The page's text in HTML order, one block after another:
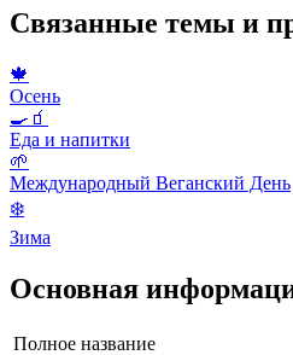
Связанные темы и
🍁
Осень
🍳🧃
Еда и напитки
🌱
Международный Веганский День
❄️
Зима
Основная
Полное название